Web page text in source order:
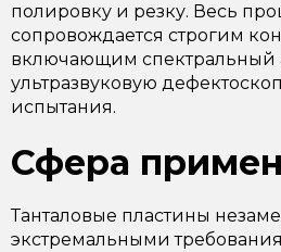
полировку и резку. Весь
сопровождается строгим
включающим спектральный
ультразвуковую
испытания.
Сфера
Танталовые пластины
экстремальными